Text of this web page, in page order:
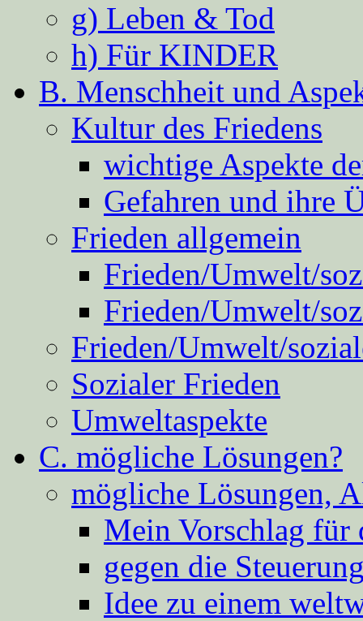
g) Leben & Tod
h) Für KINDER
B. Menschheit und
Kultur des Friedens
wichtige Aspekte
Gefahren und ihre
Frieden allgemein
Frieden/Umwelt/
Frieden/Umwelt/
Frieden/Umwelt/
Sozialer Frieden
Umweltaspekte
C. mögliche Lösungen?
mögliche Lösungen,
Mein Vorschlag für
gegen die
Idee zu einem